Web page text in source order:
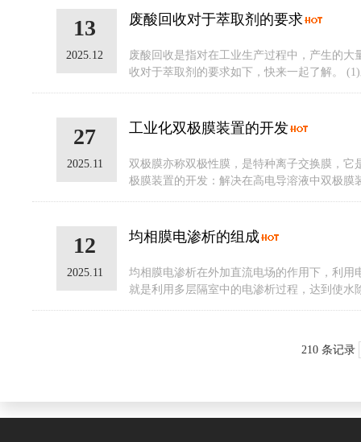
13
2025.12
废酸回收对于萃取剂的要求
废酸回收是指对在工业生产过程中，产生的
收对于萃取剂的要求如下，快来一起了解。
27
2025.11
工业化双极膜装置的开发
双极膜亦称双极性膜，是特种离子交换膜，
极膜装置的开发：解决在高电导溶液中双极
12
2025.11
均相膜电渗析的组成
均相膜电渗析在外加直流电场的作用下，利
就是利用多层隔室中的电渗析过程，达到使
210 条记录